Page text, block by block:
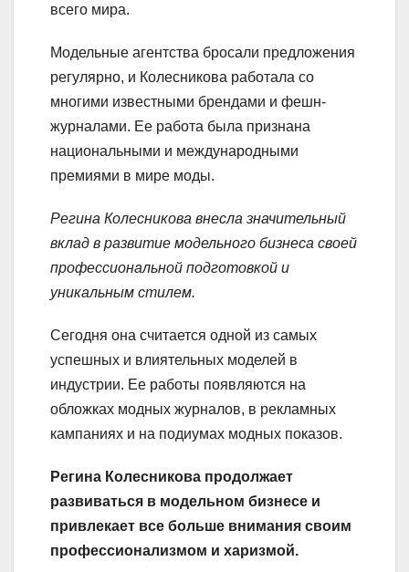
всего мира.
Модельные агентства бросали предложения
регулярно, и Колесникова работала со
многими известными брендами и фешн-
журналами. Ее работа была признана
национальными и международными
премиями в мире моды.
Регина Колесникова внесла значительный
вклад в развитие модельного бизнеса своей
профессиональной подготовкой и
уникальным стилем.
Сегодня она считается одной из самых
успешных и влиятельных моделей в
индустрии. Ее работы появляются на
обложках модных журналов, в рекламных
кампаниях и на подиумах модных показов.
Регина Колесникова продолжает
развиваться в модельном бизнесе и
привлекает все больше внимания своим
профессионализмом и харизмой.